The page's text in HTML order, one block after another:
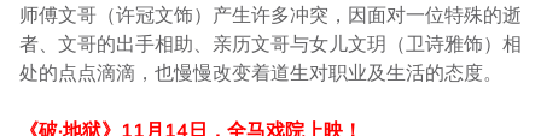
师傅文哥（许冠文饰）产生许多冲突，因面对一位特殊的逝
者、文哥的出手相助、亲历文哥与女儿文玥（卫诗雅饰）相
处的点点滴滴，也慢慢改变着道生对职业及生活的态度。
《破·地狱》11月14日，全马戏院上映！